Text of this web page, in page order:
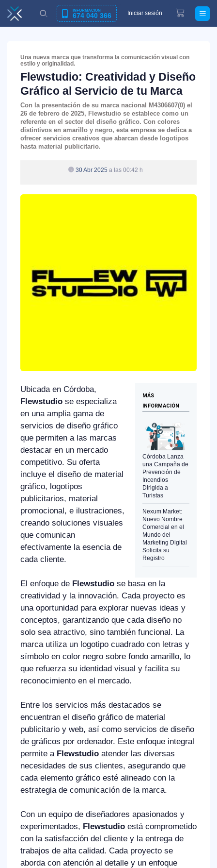
INFORMACIÓN
674 040 366 Iniciar sesión
Una nueva marca que transforma la comunicación visual con
estilo y originalidad.
Flewstudio: Creatividad y Diseño
Gráfico al Servicio de tu Marca
Con la presentación de su marca nacional M4306607(0) el
26 de febrero de 2025, Flewstudio se establece como un
referente en el sector del diseño gráfico. Con colores
distintivos en amarillo y negro, esta empresa se dedica a
ofrecer servicios creativos que abarcan desde logotipos
hasta material publicitario.
30 Abr 2025 a las 00:42 h
MÁS
INFORMACIÓN
Córdoba Lanza
una Campaña de
Prevención de
Incendios
Dirigida a
Turistas
Nexum Market:
Nuevo Nombre
Comercial en el
Mundo del
Marketing Digital
Solicita su
Registro
Ubicada en Córdoba,
Flewstudio se especializa
en una amplia gama de
servicios de diseño gráfico
que permiten a las marcas
destacar en un mercado
competitivo. Su oferta
incluye el diseño de material
gráfico, logotipos
publicitarios, material
promocional, e ilustraciones,
creando soluciones visuales
que comunican
efectivamente la esencia de
cada cliente.
El enfoque de Flewstudio se basa en la
creatividad y la innovación. Cada proyecto es
una oportunidad para explorar nuevas ideas y
conceptos, garantizando que cada diseño no
solo sea atractivo, sino también funcional. La
marca utiliza un logotipo cuadrado con letras y
símbolo en color negro sobre fondo amarillo, lo
que refuerza su identidad visual y facilita su
reconocimiento en el mercado.
Entre los servicios más destacados se
encuentran el diseño gráfico de material
publicitario y web, así como servicios de diseño
de gráficos por ordenador. Este enfoque integral
permite a Flewstudio atender las diversas
necesidades de sus clientes, asegurando que
cada elemento gráfico esté alineado con la
estrategia de comunicación de la marca.
Con un equipo de diseñadores apasionados y
experimentados, Flewstudio está comprometido
con la satisfacción del cliente y la entrega de
trabajos de alta calidad. Cada proyecto se
aborda con atención al detalle y un enfoque